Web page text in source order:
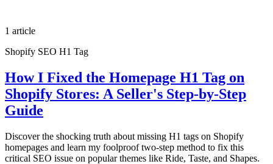
1 article
Shopify SEO H1 Tag
How I Fixed the Homepage H1 Tag on
Shopify Stores: A Seller's Step-by-Step
Guide
Discover the shocking truth about missing H1 tags on Shopify
homepages and learn my foolproof two-step method to fix this
critical SEO issue on popular themes like Ride, Taste, and Shapes.